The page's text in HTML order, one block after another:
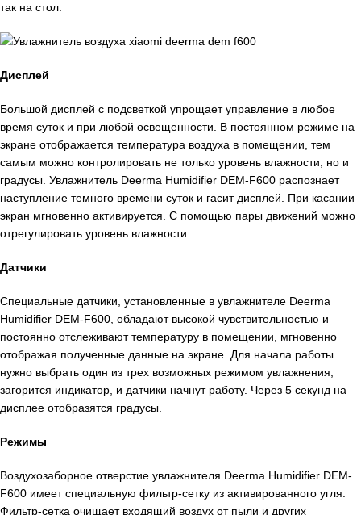
так на стол.
Дисплей
Большой дисплей с подсветкой упрощает управление в любое
время суток и при любой освещенности. В постоянном режиме на
экране отображается температура воздуха в помещении, тем
самым можно контролировать не только уровень влажности, но и
градусы. Увлажнитель Deerma Humidifier DEM-F600 распознает
наступление темного времени суток и гасит дисплей. При касании
экран мгновенно активируется. С помощью пары движений можно
отрегулировать уровень влажности.
Датчики
Специальные датчики, установленные в увлажнителе Deerma
Humidifier DEM-F600, обладают высокой чувствительностью и
постоянно отслеживают температуру в помещении, мгновенно
отображая полученные данные на экране. Для начала работы
нужно выбрать один из трех возможных режимом увлажнения,
загорится индикатор, и датчики начнут работу. Через 5 секунд на
дисплее отобразятся градусы.
Режимы
Воздухозаборное отверстие увлажнителя Deerma Humidifier DEM-
F600 имеет специальную фильтр-сетку из активированного угля.
Фильтр-сетка очищает входящий воздух от пыли и других